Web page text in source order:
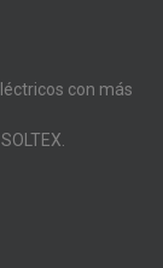
con más